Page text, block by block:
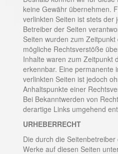
keine Gewähr übernehmen.
verlinkten Seiten ist stets der
Betreiber der Seiten
Seiten wurden zum
mögliche Rechtsverstöße
Inhalte waren zum Zeitpunkt
erkennbar. Eine permanente
verlinkten Seiten ist jedoch
Anhaltspunkte einer
Bei Bekanntwerden von
derartige Links umgehend
URHEBERRECHT
Die durch die
Werke auf diesen Seiten